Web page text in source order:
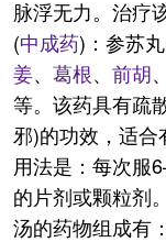
脉浮无力。治疗
(中成药)：参苏
姜、 葛根、 前胡、
等。该药具有疏
邪)的功效，适
用法是：每次服
的片剂或颗粒剂
汤的药物组成有